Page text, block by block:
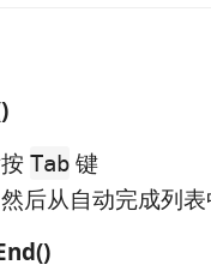
Tab 键
然后从自动完成列